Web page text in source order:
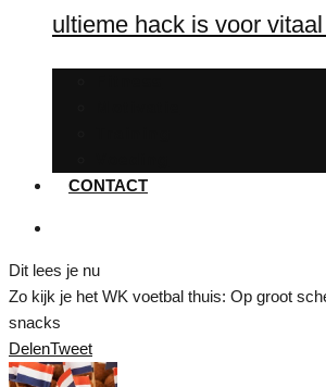
ultieme hack is voor
CONTACT
Dit lees je nu
Zo kijk je het WK voetbal thuis: Op groot
snacks
DelenTweet